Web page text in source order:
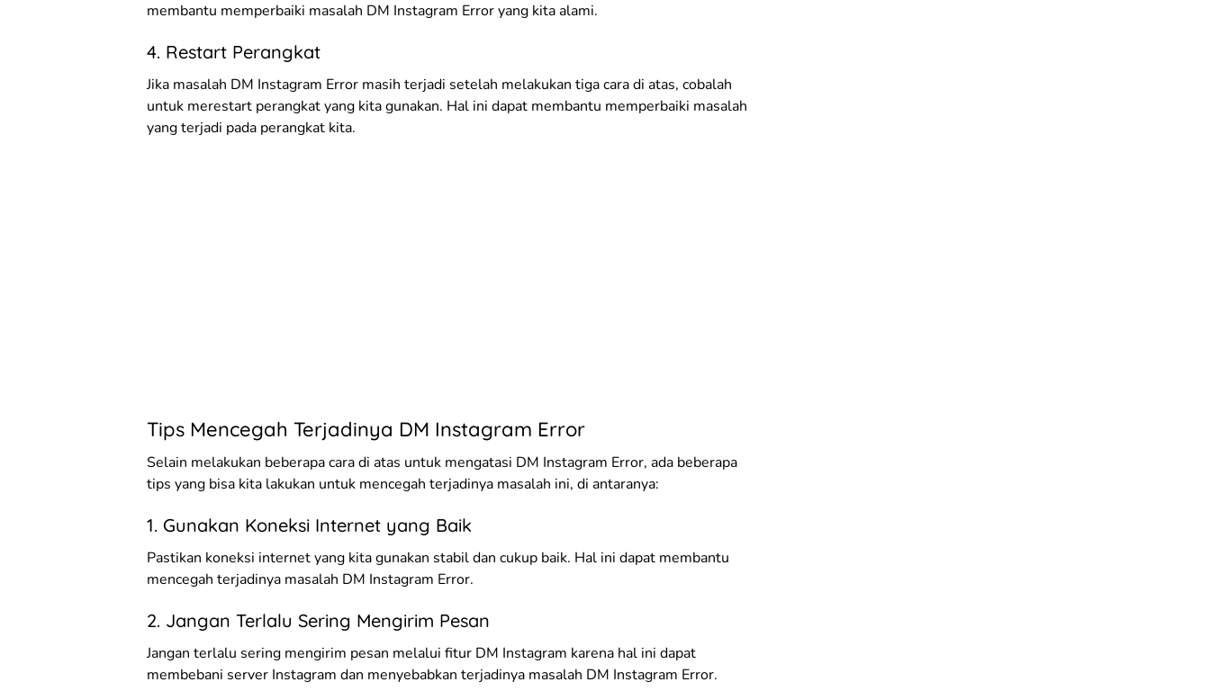
membantu memperbaiki masalah DM Instagram Error yang kita alami.
4. Restart Perangkat
Jika masalah DM Instagram Error masih terjadi setelah melakukan tiga cara di atas, cobalah
untuk merestart perangkat yang kita gunakan. Hal ini dapat membantu memperbaiki masalah
yang terjadi pada perangkat kita.
Tips Mencegah Terjadinya DM Instagram Error
Selain melakukan beberapa cara di atas untuk mengatasi DM Instagram Error, ada beberapa
tips yang bisa kita lakukan untuk mencegah terjadinya masalah ini, di antaranya:
1. Gunakan Koneksi Internet yang Baik
Pastikan koneksi internet yang kita gunakan stabil dan cukup baik. Hal ini dapat membantu
mencegah terjadinya masalah DM Instagram Error.
2. Jangan Terlalu Sering Mengirim Pesan
Jangan terlalu sering mengirim pesan melalui fitur DM Instagram karena hal ini dapat
membebani server Instagram dan menyebabkan terjadinya masalah DM Instagram Error.